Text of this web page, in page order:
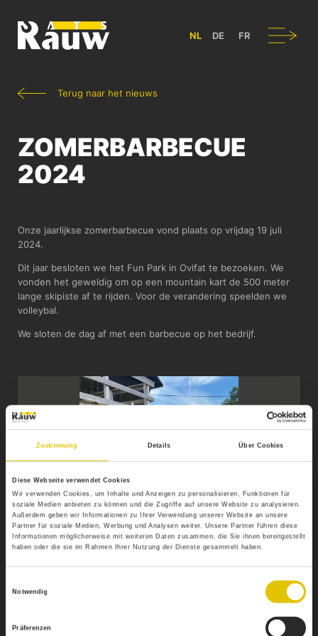
Zustimmung Details Über Cookies
Diese Webseite verwendet Cookies
Wir verwenden Cookies, um Inhalte und Anzeigen zu personalisieren, Funktionen für
soziale Medien anbieten zu können und die Zugriffe auf unsere Website zu analysieren.
Außerdem geben wir Informationen zu Ihrer Verwendung unserer Website an unsere
Partner für soziale Medien, Werbung und Analysen weiter. Unsere Partner führen diese
Informationen möglicherweise mit weiteren Daten zusammen, die Sie ihnen bereitgestellt
haben oder die sie im Rahmen Ihrer Nutzung der Dienste gesammelt haben.
Notwendig
Präferenzen
ATS RAUW - BOUW & ONTWERP VAN BEDRIJFSVOERTUIGEN IN
NL DE FR
Navigatie
Terug naar het nieuws
ZOMERBARBECUE
2024
Onze jaarlijkse zomerbarbecue vond plaats op vrijdag 19 juli
2024.
Dit jaar besloten we het Fun Park in Ovifat te bezoeken. We
vonden het geweldig om op een mountain kart de 500 meter
lange skipiste af te rijden. Voor de verandering speelden we
volleybal.
We sloten de dag af met een barbecue op het bedrijf.